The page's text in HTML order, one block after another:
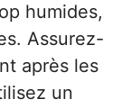
humides,
Assurez-
après les
un